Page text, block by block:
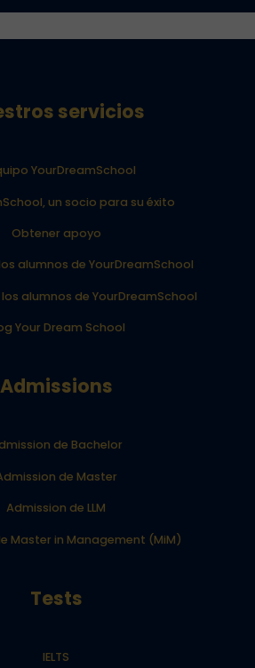
servicios
YourDreamSchool
un socio para su éxito
Obtener apoyo
alumnos de YourDreamSchool
alumnos de YourDreamSchool
Your Dream School
Admissions
de Bachelor
de Master
Admission de LLM
Master in Management (MiM)
Tests
IELTS